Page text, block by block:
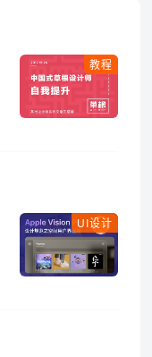
教程
UI设计